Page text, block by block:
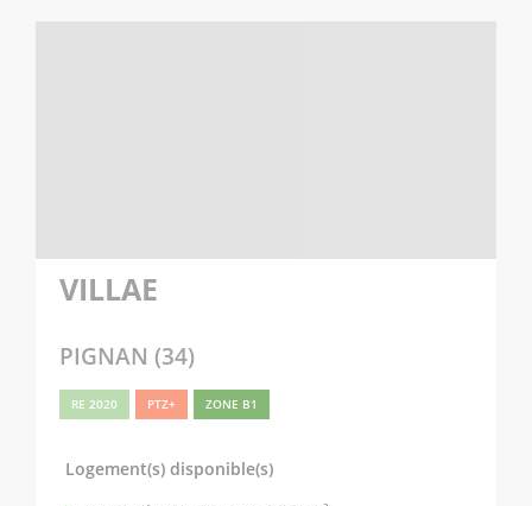
VILLAE
PIGNAN (34)
RE 2020 PTZ+ ZONE B1
Logement(s) disponible(s)